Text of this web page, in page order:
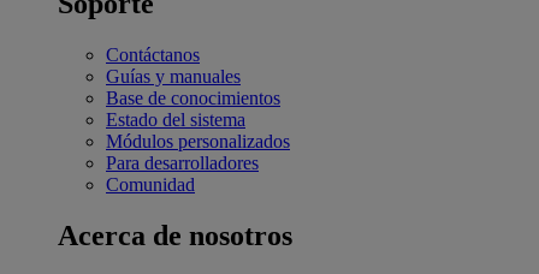
Contáctanos
Guías y manuales
Base de conocimientos
Estado del sistema
Módulos personalizados
Para desarrolladores
Comunidad
Acerca de nosotros